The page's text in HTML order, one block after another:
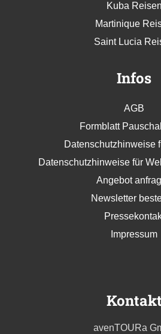
Kuba Reisen
Martinique
Saint Lucia
Infos
AGB
Formblatt
Datenschutzhinweise
Datenschutzhinweise für
Angebot
Newsletter
Impressum
Kontakt
avenTOURa